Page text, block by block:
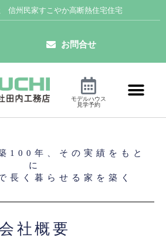
信州民家すこやか高断熱住宅住宅
お問合せ
モデルハウス
見学予約
100年、その実績をもと
に
長く暮らせる家を築く
社概要